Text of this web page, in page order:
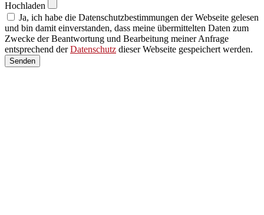
Hochladen
Ja, ich habe die Datenschutzbestimmungen der Webseite gelesen
und bin damit einverstanden, dass meine übermittelten Daten zum
Zwecke der Beantwortung und Bearbeitung meiner Anfrage
entsprechend derDatenschutz dieser Webseite gespeichert werden.
Senden